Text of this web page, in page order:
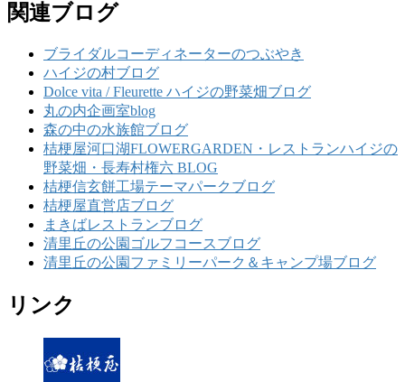
関連ブログ
ブライダルコーディネーターのつぶやき
ハイジの村ブログ
Dolce vita / Fleurette ハイジの野菜畑ブログ
丸の内企画室blog
森の中の水族館ブログ
桔梗屋河口湖FLOWERGARDEN・レストランハイジの
野菜畑・長寿村権六 BLOG
桔梗信玄餅工場テーマパークブログ
桔梗屋直営店ブログ
まきばレストランブログ
清里丘の公園ゴルフコースブログ
清里丘の公園ファミリーパーク＆キャンプ場ブログ
リンク